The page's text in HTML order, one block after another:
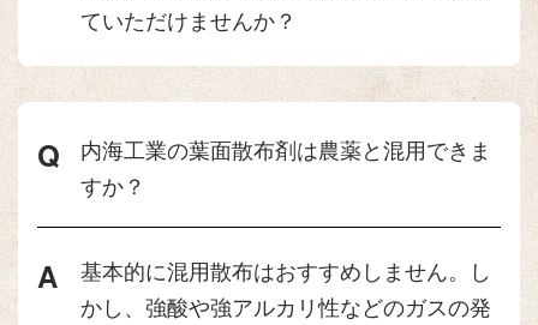
ていただけませんか？
内海工業の葉面散布剤は農薬と混用できま
すか？
基本的に混用散布はおすすめしません。し
かし、強酸や強アルカリ性などのガスの発